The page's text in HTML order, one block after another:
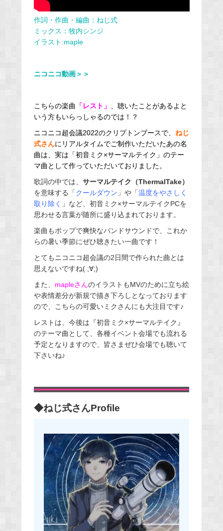
作詞・作曲・編曲： ねじ式
ミックス：牧内シンジ
イラスト:maple
ニコニコ動画＞＞
こちらの楽曲 「レスト」
、聴いたことがあるよと
いう方もいらっしゃるのでは！？
ニコニコ超会議2022のクリプトンブースで、 ねじ
式さんにリアルタイムでご制作いただいたあの名
曲は、実は「初音ミク×サーマルテイク」のテー
マ曲として作っていただいておりました。
歌詞の中では、 サーマルテイク（ThermalTake）
を意味する「クールダウン 」や「温度をやさしく
取り除く
」など、初音ミク×サーマルテイクPCを
思わせる言葉が随所に盛り込まれております。
楽曲もポップで爽快なバンドサウンドで、これか
らの暑い季節にぜひ聴きたい一曲です！
とてもニコニコ超会議の2日間で作られた曲とは
思えないですね( ;∀;)
また、 mapleさんのイラストもMVのために立ち絵
や表情差分が新規で描き下ろしとなっております
ので、こちらの可愛いミクさんにも大注目です♪
レストは、今後は『初音ミク×サーマルテイク』
のテーマ曲として、各種イベント会場でも流れる
予定となりますので、皆さまぜひ会場でも聴いて
下さいね♪
◆ねじ式さんProfile